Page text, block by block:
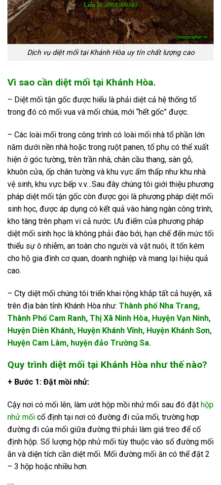
Dịch vụ diệt mối tại Khánh Hòa uy tín chất lượng cao
Vì sao cần diệt mối tại Khánh Hòa.
– Diệt mối tận gốc được hiểu là phải diệt cả hệ thống tổ
trong đó có mối vua và mối chúa, mới “hết gốc” được.
– Các loài mối trong công trình có loài mối nhà tổ phần lớn
năm dưới nền nhà hoặc trong ruột panen, tổ phụ có thể xuất
hiện ở góc tường, trên trần nhà, chân cầu thang, sàn gỗ,
khuôn cửa, ốp chân tường và khu vực ẩm thấp như khu nhà
vệ sinh, khu vực bếp v.v…Sau đây chúng tôi giới thiệu phương
pháp diệt mối tận gốc còn được gọi là phương pháp diệt mối
sinh học, được áp dụng có kết quả vào hàng ngàn công trình,
kho tàng trên phạm vi cả nước. Ưu điểm của phương pháp
diệt mối sinh học là không phải đào bới, hạn chế đến mức tối
thiểu sự ô nhiễm, an toàn cho người và vật nuôi, ít tốn kém
cho hộ gia đình cơ quan, doanh nghiệp và mang lại hiệu quả
cao.
– Cty diệt mối chúng tôi triển khai rộng khắp tất cả huyện, xã
trên địa bàn tỉnh Khánh Hòa như: Thành phố Nha Trang,
Thành Phố Cam Ranh, Thị Xã Ninh Hòa, Huyện Vạn Ninh,
Huyện Diên Khánh, Huyện Khánh Vĩnh, Huyện Khánh Sơn,
Huyện Cam Lâm, huyện đảo Trường Sa.
Quy trình diệt mối tại Khánh Hòa như thế nào?
+ Bước 1: Đặt mồi nhử:
Cậy nơi có mối lên, làm ướt hộp mồi nhử mối sau đó đặt hộp
nhử mối cố định tại nơi có đường đi của mối, trường hợp
đường đi của mối giữa đường thì phải làm giá treo để cố
định hộp. Số lượng hộp nhử mối tùy thuộc vào số đường mối
ăn và diện tích cần diệt mối. Mối đường mối ăn có thể đặt 2
– 3 hộp hoặc nhiều hơn.